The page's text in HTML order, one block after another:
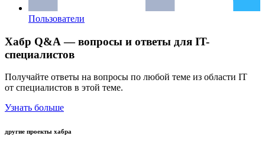
Пользователи
Хабр Q&A — вопросы и ответы для IT-
специалистов
Получайте ответы на вопросы по любой теме из области IT
от специалистов в этой теме.
Узнать больше
другие проекты хабра